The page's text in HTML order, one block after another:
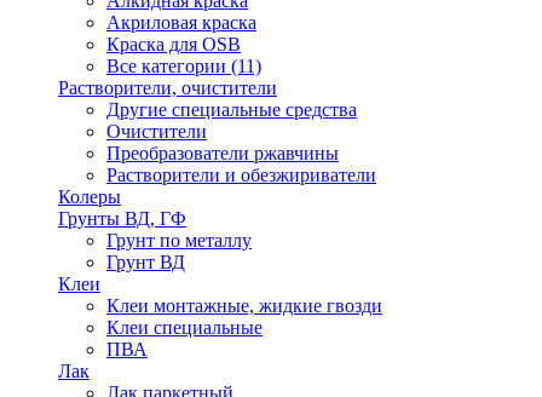
Акриловая краска
Краска для OSB
Все категории (11)
Растворители, очистители
Другие специальные средства
Очистители
Преобразователи ржавчины
Растворители и обезжириватели
Колеры
Грунты ВД, ГФ
Грунт по металлу
Грунт ВД
Клеи
Клеи монтажные, жидкие гвозди
Клеи специальные
ПВА
Лак
Лак паркетный